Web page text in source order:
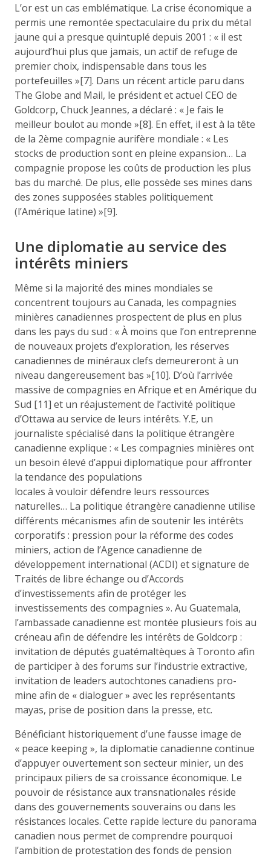
L’or est un cas emblématique. La crise économique a
permis une remontée spectaculaire du prix du métal
jaune qui a presque quintuplé depuis 2001 : « il est
aujourd’hui plus que jamais, un actif de refuge de
premier choix, indispensable dans tous les
portefeuilles »[7]. Dans un récent article paru dans
The Globe and Mail, le président et actuel CEO de
Goldcorp, Chuck Jeannes, a déclaré : « Je fais le
meilleur boulot au monde »[8]. En effet, il est à la tête
de la 2ème compagnie aurifère mondiale : « Les
stocks de production sont en pleine expansion… La
compagnie propose les coûts de production les plus
bas du marché. De plus, elle possède ses mines dans
des zones supposées stables politiquement
(l’Amérique latine) »[9].
Une diplomatie au service des
intérêts miniers
Même si la majorité des mines mondiales se
concentrent toujours au Canada, les compagnies
minières canadiennes prospectent de plus en plus
dans les pays du sud : « À moins que l’on entreprenne
de nouveaux projets d’exploration, les réserves
canadiennes de minéraux clefs demeureront à un
niveau dangereusement bas »[10]. D’où l’arrivée
massive de compagnies en Afrique et en Amérique du
Sud [11] et un réajustement de l’activité politique
d’Ottawa au service de leurs intérêts. Y.E, un
journaliste spécialisé dans la politique étrangère
canadienne explique : « Les compagnies minières ont
un besoin élevé d’appui diplomatique pour affronter
la tendance des populations
locales à vouloir défendre leurs ressources
naturelles… La politique étrangère canadienne utilise
différents mécanismes afin de soutenir les intérêts
corporatifs : pression pour la réforme des codes
miniers, action de l’Agence canadienne de
développement international (ACDI) et signature de
Traités de libre échange ou d’Accords
d’investissements afin de protéger les
investissements des compagnies ». Au Guatemala,
l’ambassade canadienne est montée plusieurs fois au
créneau afin de défendre les intérêts de Goldcorp :
invitation de députés guatémaltèques à Toronto afin
de participer à des forums sur l’industrie extractive,
invitation de leaders autochtones canadiens pro-
mine afin de « dialoguer » avec les représentants
mayas, prise de position dans la presse, etc.
Bénéficiant historiquement d’une fausse image de
« peace keeping », la diplomatie canadienne continue
d’appuyer ouvertement son secteur minier, un des
principaux piliers de sa croissance économique. Le
pouvoir de résistance aux transnationales réside
dans des gouvernements souverains ou dans les
résistances locales. Cette rapide lecture du panorama
canadien nous permet de comprendre pourquoi
l’ambition de protestation des fonds de pension